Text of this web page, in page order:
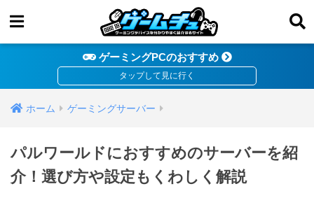
ゲーミングPCのおすすめ
ホーム ゲーミングサーバー
パルワールドにおすすめのサーバーを紹
介！選び方や設定もくわしく解説